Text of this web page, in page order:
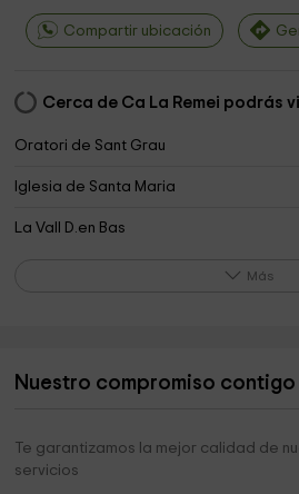
Compartir ubicación
Cerca de Ca La Remei podrás
Oratori de Sant Grau
Iglesia de Santa Maria
La Vall D.en Bas
Sant Miquel de Castelló o de Falgàs
Mas Les Comelles
Parroquia Sant Roma
Más
Nuestro compromiso contigo
Te garantizamos la mejor calidad de
servicios